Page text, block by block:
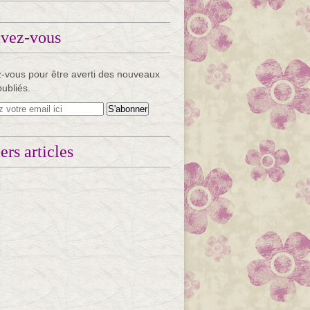
vous
vous pour être averti des nouveaux
articles